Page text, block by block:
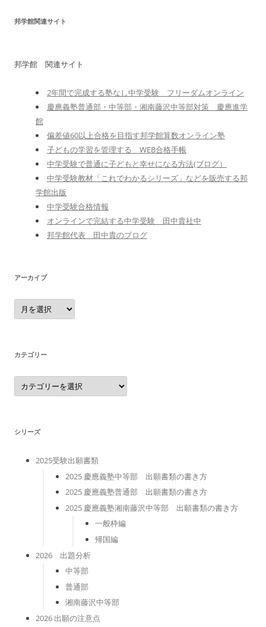
邦学館関連サイト
邦学館 関連サイト
2年間で完成する塾なし中学受験 フリーダムオンライン
慶應義塾普通部・中等部・湘南藤沢中等部対策 慶應進学
館
偏差値60以上合格を目指す邦学館算数オンライン塾
子どもの学習を管理する WEB合格手帳
中学受験で普通に子どもと幸せになる方法(ブログ）
中学受験教材「これでわかるシリーズ」などを販売する邦
学館出版
中学受験合格情報
オンラインで完結する中学受験 田中貴社中
邦学館代表 田中貴のブログ
アーカイブ
ア
ー
カ
カテゴリー
カ
テ
ゴ
シリーズ
2025受験出願書類
2025 慶應義塾中等部 出願書類の書き方
2025 慶應義塾普通部 出願書類の書き方
2025 慶應義塾湘南藤沢中等部 出願書類の書き方
一般枠編
帰国編
2026 出題分析
中等部
普通部
湘南藤沢中等部
2026 出願の注意点